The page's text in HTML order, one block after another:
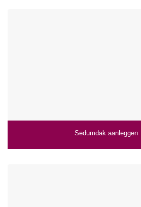
Sedumdak aanleggen